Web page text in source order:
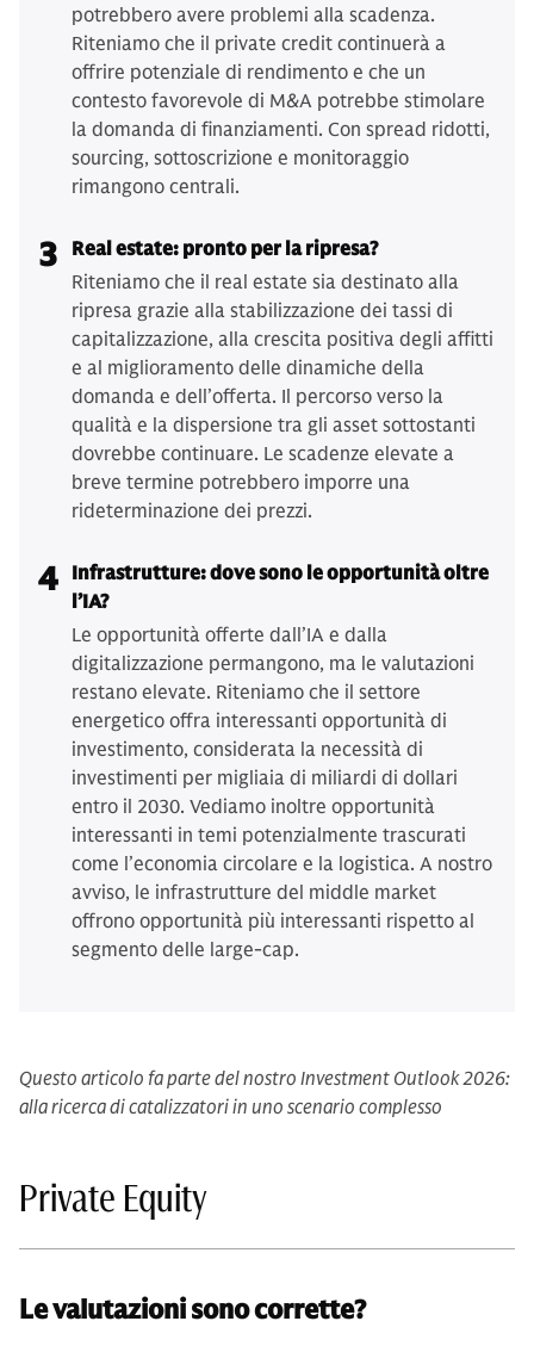
potrebbero avere problemi alla scadenza.
Riteniamo che il private credit continuerà a
offrire potenziale di rendimento e che un
contesto favorevole di M&A potrebbe stimolare
la domanda di finanziamenti. Con spread ridotti,
sourcing, sottoscrizione e monitoraggio
rimangono centrali.
3
Real estate: pronto per la ripresa?
Riteniamo che il real estate sia destinato alla
ripresa grazie alla stabilizzazione dei tassi di
capitalizzazione, alla crescita positiva degli affitti
e al miglioramento delle dinamiche della
domanda e dell’offerta. Il percorso verso la
qualità e la dispersione tra gli asset sottostanti
dovrebbe continuare. Le scadenze elevate a
breve termine potrebbero imporre una
rideterminazione dei prezzi.
4
Infrastrutture: dove sono le opportunità oltre
l’IA?
Le opportunità offerte dall’IA e dalla
digitalizzazione permangono, ma le valutazioni
restano elevate. Riteniamo che il settore
energetico offra interessanti opportunità di
investimento, considerata la necessità di
investimenti per migliaia di miliardi di dollari
entro il 2030. Vediamo inoltre opportunità
interessanti in temi potenzialmente trascurati
come l’economia circolare e la logistica. A nostro
avviso, le infrastrutture del middle market
offrono opportunità più interessanti rispetto al
segmento delle large-cap.
Questo articolo fa parte del nostro Investment Outlook 2026:
alla ricerca di catalizzatori in uno scenario complesso
Private Equity
Le valutazioni sono corrette?